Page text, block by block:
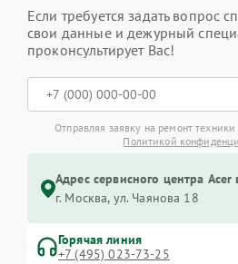
Если требуется задать вопрос
свои данные и дежурный
проконсультирует Вас!
Отправляя заявку на ремонт
Политикой
Адрес сервисного центра
г. Москва, ул. Чаянова 18
Горячая линия
+7 (495) 023-73-25